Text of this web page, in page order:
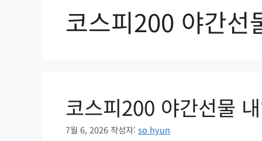
코스피200 야간선
코스피200 야간선물
7월 6, 2026 작성자: so hyun